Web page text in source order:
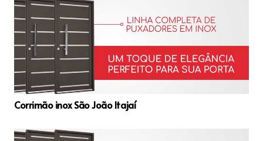
Corrimão inox São João Itajaí